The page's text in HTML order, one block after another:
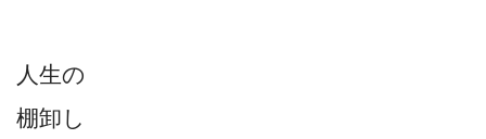
人生の
棚卸し